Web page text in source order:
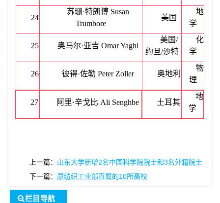
24
苏珊·特朗博 Susan
Trumbore
美国
地
学
25 奥马尔·亚吉 Omar Yaghi
美国/
约旦/沙特
化
学
26 彼得·佐勒 Peter Zoller 奥地利
物
理
27 阿里·辛戈比 Ali Senghbe 土耳其
地
学
上一篇： 山东大学新增2名中国科学院院士和3名外籍院士
下一篇： 原纺织工业部直属的10所高校
栏目导航